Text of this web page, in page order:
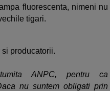
fluorescenta, nimeni nu
tigari.
producatorii.
ANPC, pentru ca
nu suntem obligati prin